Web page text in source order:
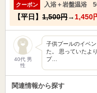
クーポン 入浴＋岩盤温浴
【平日】 1,500円→ 1,450
40代 男
性
子供プールのイベ
た。 思っていたよ
プ…
関連情報から探す